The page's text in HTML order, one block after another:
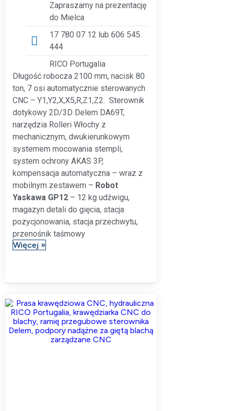
Zapraszamy na prezentację
do Mielca
17 780 07 12 lub 606 545
444
RICO Portugalia
Długość robocza 2100 mm, nacisk 80
ton, 7 osi automatycznie sterowanych
CNC – Y1,Y2,X,X5,R,Z1,Z2. Sterownik
dotykowy 2D/3D Delem DA69T,
narzędzia Rolleri Włochy z
mechanicznym, dwukierunkowym
systemem mocowania stempli,
system ochrony AKAS 3P,
kompensacja automatyczna – wraz z
mobilnym zestawem – Robot
Yaskawa GP12 – 12 kg udźwigu,
magazyn detali do gięcia, stacja
pozycjonowania, stacja przechwytu,
przenośnik taśmowy
Więcej »